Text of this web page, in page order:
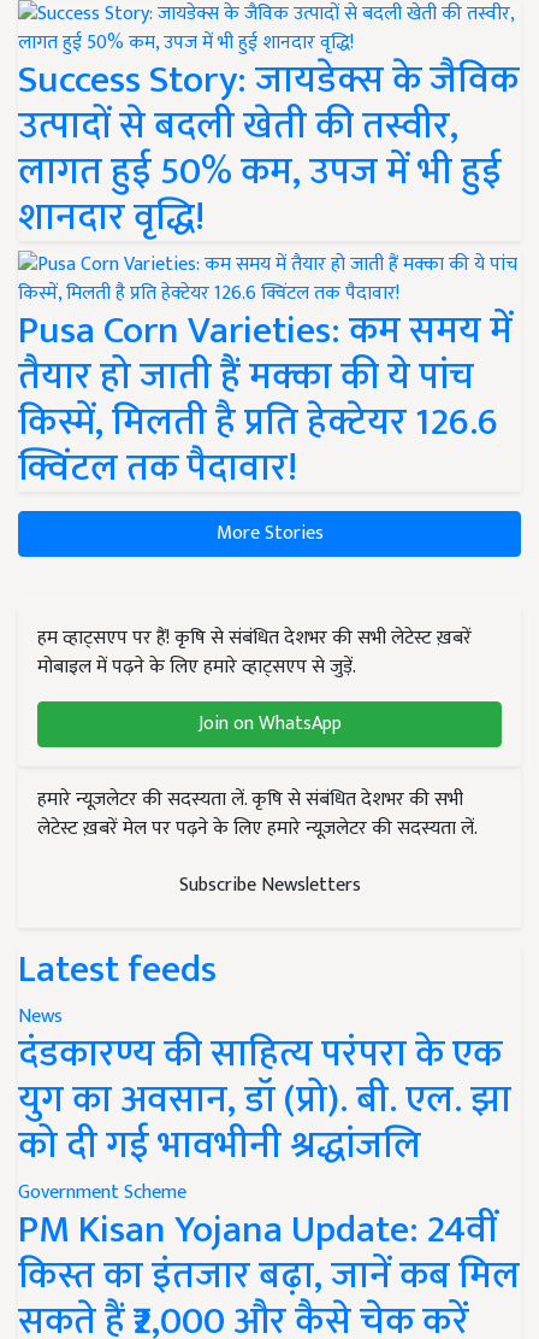
Success Story: जायडेक्स के जैविक
उत्पादों से बदली खेती की तस्वीर,
लागत हुई 50% कम, उपज में भी हुई
शानदार वृद्धि!
Pusa Corn Varieties: कम समय में
तैयार हो जाती हैं मक्का की ये पांच
किस्में, मिलती है प्रति हेक्टेयर 126.6
क्विंटल तक पैदावार!
More Stories
हम व्हाट्सएप पर हैं! कृषि से संबंधित देशभर की सभी लेटेस्ट ख़बरें
मोबाइल में पढ़ने के लिए हमारे व्हाट्सएप से जुड़ें.
Join on WhatsApp
हमारे न्यूज़लेटर की सदस्यता लें. कृषि से संबंधित देशभर की सभी
लेटेस्ट ख़बरें मेल पर पढ़ने के लिए हमारे न्यूज़लेटर की सदस्यता लें.
Subscribe Newsletters
Latest feeds
News
दंडकारण्य की साहित्य परंपरा के एक
युग का अवसान, डॉ (प्रो). बी. एल. झा
को दी गई भावभीनी श्रद्धांजलि
Government Scheme
PM Kisan Yojana Update: 24वीं
किस्त का इंतजार बढ़ा, जानें कब मिल
सकते हैं ₹2,000 और कैसे चेक करें